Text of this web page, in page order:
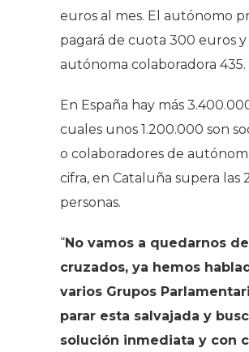
euros al mes. El autónomo
pagará de cuota 300 euros y
autónoma colaboradora 435.
En España hay más
cuales unos 1.200.000 son
o colaboradores de
cifra, en Cataluña supera las
personas.
“No vamos a quedarnos
cruzados, ya hemos
varios Grupos
parar esta salvajada y
solución inmediata y con